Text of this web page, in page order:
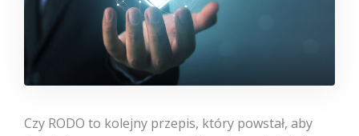
Czy RODO to kolejny przepis, który powstał, aby